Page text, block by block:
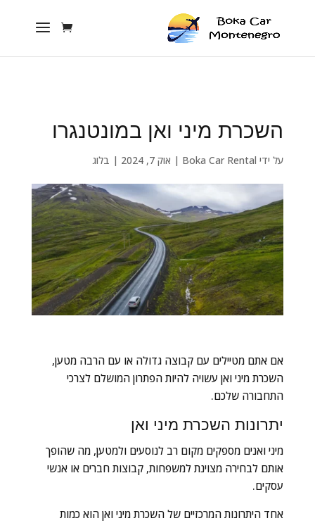
השכרת מיני ואן במונטנגרו
על ידי Boka Car Rental
| אוק 7, 2024 | בלוג
אם אתם מטיילים עם קבוצה גדולה או עם הרבה מטען,
השכרת מיני ואן עשויה להיות הפתרון המושלם לצרכי
התחבורה שלכם.
יתרונות השכרת מיני ואן
מיני ואנים מספקים מקום רב לנוסעים ולמטען, מה שהופך
אותם לבחירה מצוינת למשפחות, קבוצות חברים או אנשי
עסקים.
אחד היתרונות המרכזיים של השכרת מיני ואן הוא כמות